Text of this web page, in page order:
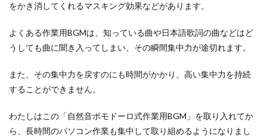
をかき消してくれるマスキング効果などがあります。
よくある作業用BGMは、知っている曲や日本語歌詞の曲などはど
うしても曲に聞き入ってしまい、その瞬間集中力が途切れます。
また、その集中力を戻すのにも時間がかかり、高い集中力を持続
することができません。
わたしはこの「自然音ポモドーロ式作業用BGM」を取り入れてか
ら、長時間のパソコン作業も集中して取り組めるようになりまし